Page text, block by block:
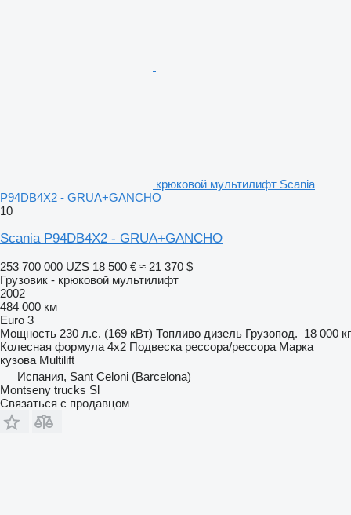
крюковой мультилифт Scania
P94DB4X2 - GRUA+GANCHO
10
Scania P94DB4X2 - GRUA+GANCHO
253 700 000 UZS 18 500 € ≈ 21 370 $
Грузовик - крюковой мультилифт
2002
484 000 км
Euro 3
Мощность 230 л.с. (169 кВт) Топливо дизель Грузопод. 18 000 кг
Колесная формула 4x2 Подвеска рессора/рессора Марка
кузова Multilift
Испания, Sant Celoni (Barcelona)
Montseny trucks Sl
Связаться с продавцом